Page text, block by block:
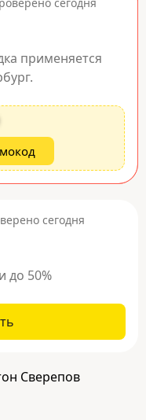
применяется
сегодня
до 50%
Сверепов